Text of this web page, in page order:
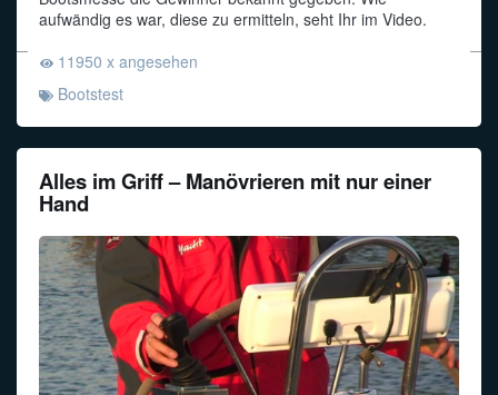
aufwändig es war, diese zu ermitteln, seht Ihr im Video.
11950 x angesehen
Bootstest
Alles im Griff – Manövrieren mit nur einer
Hand